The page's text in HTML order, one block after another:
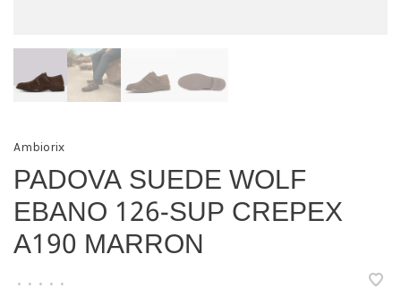
Ambiorix
PADOVA SUEDE WOLF
EBANO 126-SUP CREPEX
A190 MARRON
• • • • •